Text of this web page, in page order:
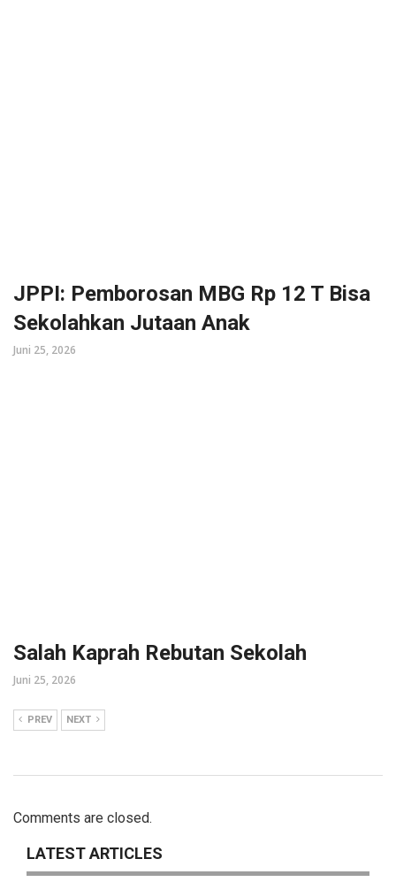
JPPI: Pemborosan MBG Rp 12 T Bisa
Sekolahkan Jutaan Anak
Juni 25, 2026
Salah Kaprah Rebutan Sekolah
Juni 25, 2026
PREV NEXT
Comments are closed.
LATEST ARTICLES